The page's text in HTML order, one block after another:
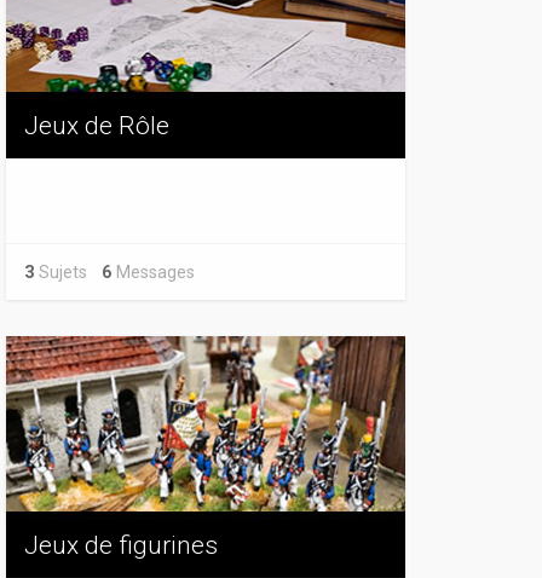
Jeux de Rôle
3 Sujets 6 Messages
Jeux de figurines